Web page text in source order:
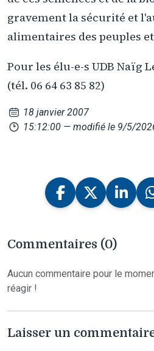
gravement la sécurité et
alimentaires des peuples
Pour les élu-e-s UDB Naïg
(tél. 06 64 63 85 82)
18 janvier 2007
15:12:00 — modifié le 9/5/
Commentaires (0)
Aucun commentaire pour le
réagir !
Laisser un